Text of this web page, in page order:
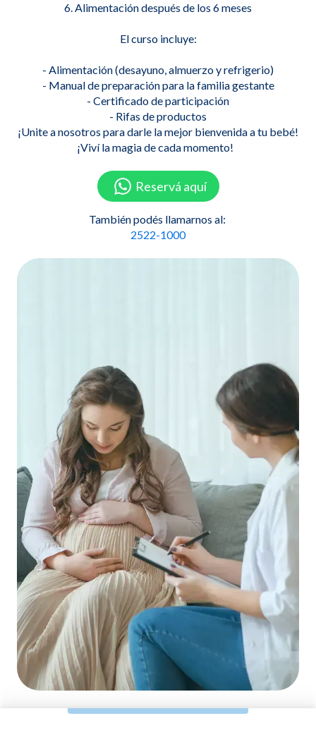
6. Alimentación después de los 6 meses
El curso incluye:
- Alimentación (desayuno, almuerzo y refrigerio)
- Manual de preparación para la familia gestante
- Certificado de participación
- Rifas de productos
¡Unite a nosotros para darle la mejor bienvenida a tu bebé!
¡Viví la magia de cada momento!
Reservá aquí
También podés llamarnos al:
2522-1000